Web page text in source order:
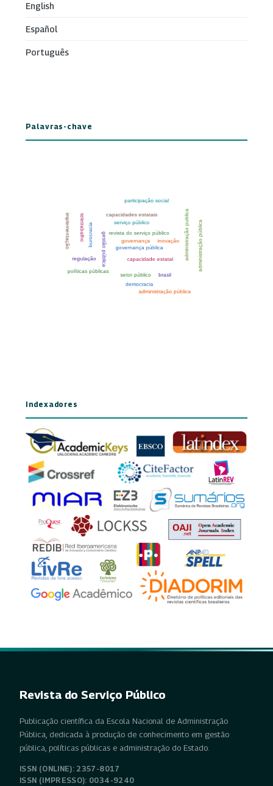
English
Español
Português
Palavras-chave
Indexadores
Revista do Serviço Público
Publicação científica da Escola Nacional de Administração
Pública, dedicada à produção de conhecimento em gestão
pública, políticas públicas e administração do Estado.
ISSN (ONLINE): 2357-8017
ISSN (IMPRESSO): 0034-9240